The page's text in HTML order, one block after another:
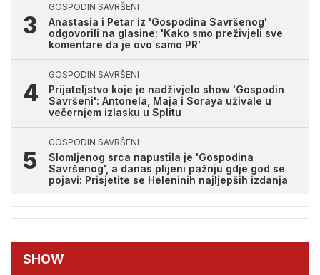
GOSPODIN SAVRŠENI
Anastasia i Petar iz 'Gospodina Savršenog'
odgovorili na glasine: 'Kako smo preživjeli sve
komentare da je ovo samo PR'
GOSPODIN SAVRŠENI
Prijateljstvo koje je nadživjelo show 'Gospodin
Savršeni': Antonela, Maja i Soraya uživale u
večernjem izlasku u Splitu
GOSPODIN SAVRŠENI
Slomljenog srca napustila je 'Gospodina
Savršenog', a danas plijeni pažnju gdje god se
pojavi: Prisjetite se Heleninih najljepših izdanja
SHOW